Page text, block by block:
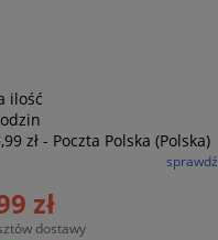
ilość
zł - Poczta Polska(Polska)
kosztów płatności
zł
dostawy